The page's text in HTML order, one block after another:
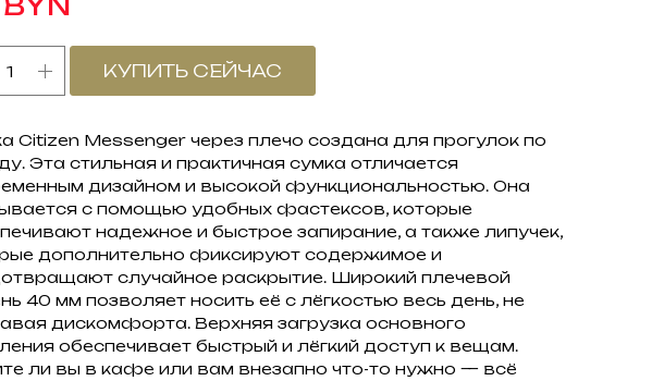
КУПИТЬ СЕЙЧАС
Citizen Messenger через плечо создана для прогулок по
Эта стильная и практичная сумка отличается
дизайном и высокой функциональностью. Она
с помощью удобных фастексов, которые
надежное и быстрое запирание, а также липучек,
дополнительно фиксируют содержимое и
случайное раскрытие. Широкий плечевой
40 мм позволяет носить её с лёгкостью весь день, не
дискомфорта. Верхняя загрузка основного
обеспечивает быстрый и лёгкий доступ к вещам.
ли вы в кафе или вам внезапно что-то нужно — всё